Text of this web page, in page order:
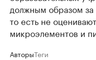
должным образом
то есть не
микроэлементов и
АвторыТеги